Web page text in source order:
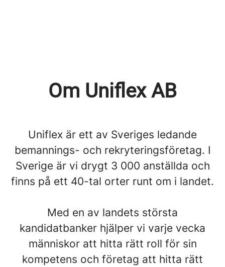
Om Uniflex AB
Uniflex är ett av Sveriges ledande
bemannings- och rekryteringsföretag. I
Sverige är vi drygt 3 000 anställda och
finns på ett 40-tal orter runt om i landet.
Med en av landets största
kandidatbanker hjälper vi varje vecka
människor att hitta rätt roll för sin
kompetens och företag att hitta rätt